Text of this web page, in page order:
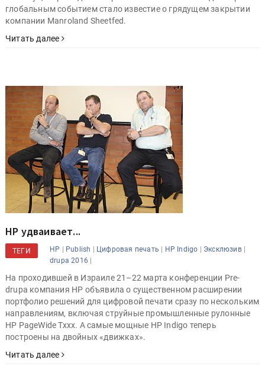
глобальным событием стало известие о грядущем закрытии
компании Manroland Sheetfed.
Читать далее
HP удваивает...
ТЕГИ HP | Publish | Цифровая печать | HP Indigo | Эксклюзив|
drupa 2016 |
На проходившей в Израиле 21–22 марта конференции Pre-
drupa компания HP объявила о существенном расширении
портфолио решений для цифровой печати сразу по нескольким
направлениям, включая струйные промышленные рулонные
HP PageWide Txxx. А самые мощные HP Indigo теперь
построены на двойных «движках».
Читать далее